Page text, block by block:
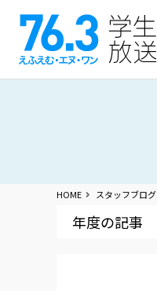
HOME スタッフブログ
年度の記事